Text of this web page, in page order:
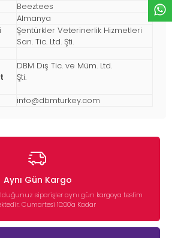
Beeztees
Almanya
Şentürkler Veterinerlik Hizmetleri
San. Tic. Ltd. Şti.
DBM Dış Tic. ve Müm. Ltd.
Şti.
info@dbmturkey.com
Aynı Gün Kargo
siparişler aynı gün kargoya teslim
Cumartesi 10:00'a Kadar